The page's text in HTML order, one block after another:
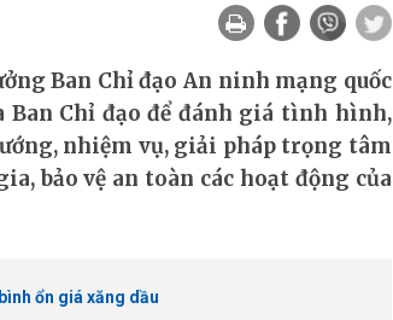
Ban Chỉ đạo An ninh mạng quốc
Ban Chỉ đạo để đánh giá tình hình,
nhiệm vụ, giải pháp trọng tâm
bảo vệ an toàn các hoạt động của
ổn giá xăng dầu